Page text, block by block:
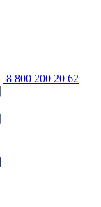
8 800 200 20 62